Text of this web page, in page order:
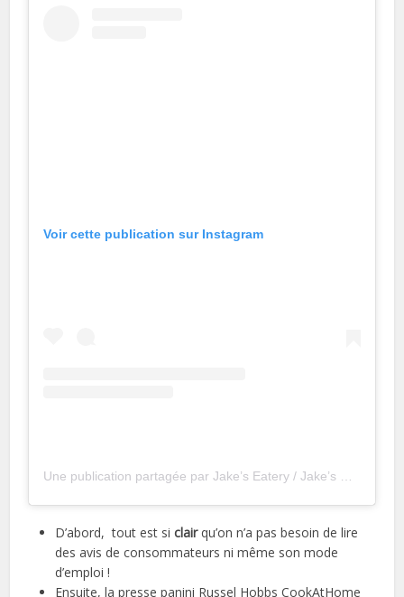
Voir cette publication sur Instagram
Une publication partagée par Jake’s Eatery / Jake’s Pub (@jakeseatery)
D’abord, tout est siclairqu’on n’a pas besoin de lire
des avis de consommateurs ni même son mode
d’emploi !
Ensuite, la presse panini Russel Hobbs CookAtHome